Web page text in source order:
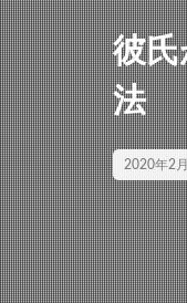
彼
法
2020年2